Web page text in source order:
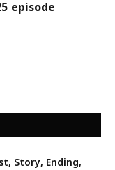
episode
Story, Ending,